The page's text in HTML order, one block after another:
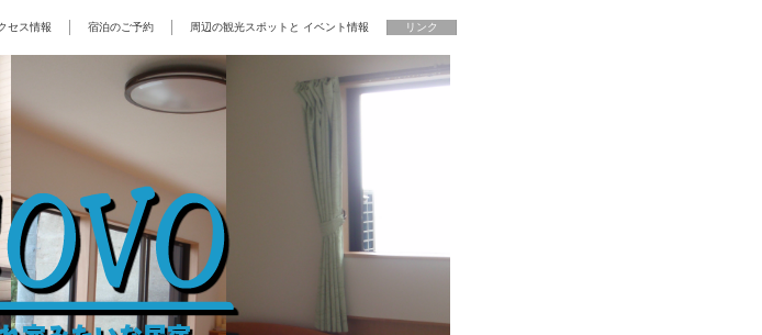
セス情報 宿泊のご予約 周辺の観光スポットと イベント情報 リンク